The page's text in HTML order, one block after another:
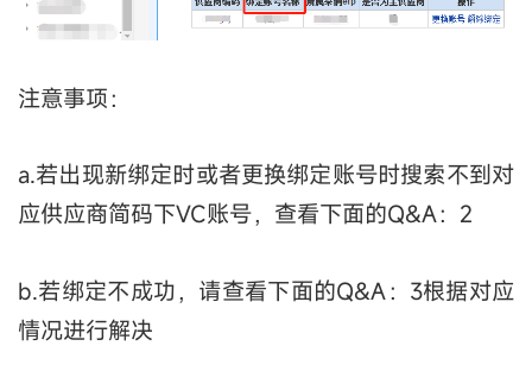
注意事项：
a.若出现新绑定时或者更换绑定账号时搜索不到对
应供应商简码下VC账号，查看下面的Q&A：2
b.若绑定不成功，请查看下面的Q&A：3根据对应
情况进行解决